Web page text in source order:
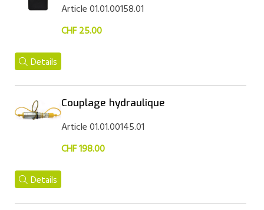
Article 01.01.00158.01
CHF 25.00
Details
Couplage hydraulique
Article 01.01.00145.01
CHF 198.00
Details